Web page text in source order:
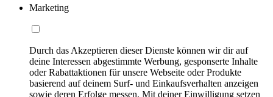
Marketing
Durch das Akzeptieren dieser Dienste können wir dir auf
deine Interessen abgestimmte Werbung, gesponserte Inhalte
oder Rabattaktionen für unsere Webseite oder Produkte
basierend auf deinem Surf- und Einkaufsverhalten anzeigen
sowie deren Erfolge messen. Mit deiner Einwilligung setzen